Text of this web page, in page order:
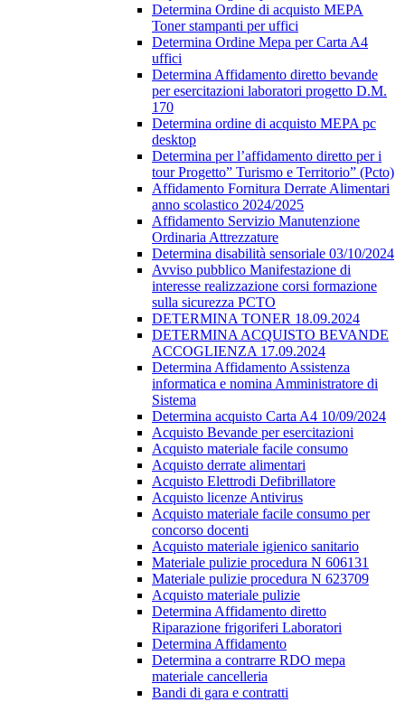
Determina Ordine di acquisto MEPA
Toner stampanti per uffici
Determina Ordine Mepa per Carta A4
uffici
Determina Affidamento diretto bevande
per esercitazioni laboratori progetto D.M.
170
Determina ordine di acquisto MEPA pc
desktop
Determina per l’affidamento diretto per i
tour Progetto” Turismo e Territorio” (Pcto)
Affidamento Fornitura Derrate Alimentari
anno scolastico 2024/2025
Affidamento Servizio Manutenzione
Ordinaria Attrezzature
Determina disabilità sensoriale 03/10/2024
Avviso pubblico Manifestazione di
interesse realizzazione corsi formazione
sulla sicurezza PCTO
DETERMINA TONER 18.09.2024
DETERMINA ACQUISTO BEVANDE
ACCOGLIENZA 17.09.2024
Determina Affidamento Assistenza
informatica e nomina Amministratore di
Sistema
Determina acquisto Carta A4 10/09/2024
Acquisto Bevande per esercitazioni
Acquisto materiale facile consumo
Acquisto derrate alimentari
Acquisto Elettrodi Defibrillatore
Acquisto licenze Antivirus
Acquisto materiale facile consumo per
concorso docenti
Acquisto materiale igienico sanitario
Materiale pulizie procedura N 606131
Materiale pulizie procedura N 623709
Acquisto materiale pulizie
Determina Affidamento diretto
Riparazione frigoriferi Laboratori
Determina Affidamento
Determina a contrarre RDO mepa
materiale cancelleria
Bandi di gara e contratti